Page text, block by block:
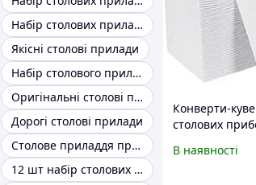
Набір столових приладів чорні
Якісні столові прилади
Набір столового приладдя 24 шт.
Оригінальні столові прилади
Дорогі столові прилади
Столове приладдя преміум
12 шт набір столових приладів
Конверти-
столових
TESLYAR 40х40
В наявності